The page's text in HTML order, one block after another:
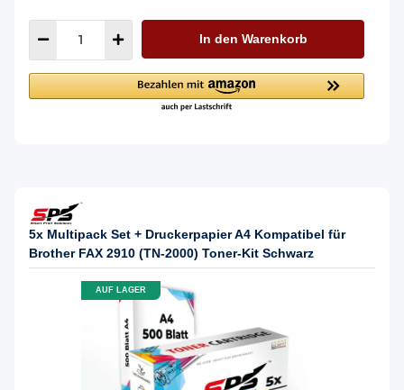
In den Warenkorb
5x Multipack Set + Druckerpapier A4 Kompatibel für
Brother FAX 2910 (TN-2000) Toner-Kit Schwarz
AUF LAGER